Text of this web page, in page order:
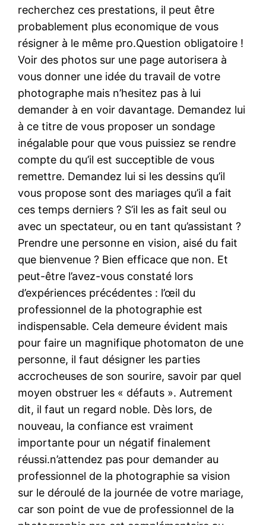
recherchez ces prestations, il peut être
probablement plus economique de vous
résigner à le même pro.Question obligatoire !
Voir des photos sur une page autorisera à
vous donner une idée du travail de votre
photographe mais n’hesitez pas à lui
demander à en voir davantage. Demandez lui
à ce titre de vous proposer un sondage
inégalable pour que vous puissiez se rendre
compte du qu’il est succeptible de vous
remettre. Demandez lui si les dessins qu’il
vous propose sont des mariages qu’il a fait
ces temps derniers ? S’il les as fait seul ou
avec un spectateur, ou en tant qu’assistant ?
Prendre une personne en vision, aisé du fait
que bienvenue ? Bien efficace que non. Et
peut-être l’avez-vous constaté lors
d’expériences précédentes : l’œil du
professionnel de la photographie est
indispensable. Cela demeure évident mais
pour faire un magnifique photomaton de une
personne, il faut désigner les parties
accrocheuses de son sourire, savoir par quel
moyen obstruer les « défauts ». Autrement
dit, il faut un regard noble. Dès lors, de
nouveau, la confiance est vraiment
importante pour un négatif finalement
réussi.n’attendez pas pour demander au
professionnel de la photographie sa vision
sur le déroulé de la journée de votre mariage,
car son point de vue de professionnel de la